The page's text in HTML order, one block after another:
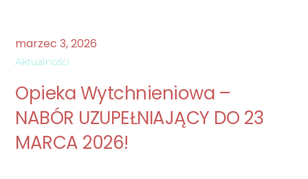
marzec 3,2026
Aktualności
Opieka Wytchnieniowa –
NABÓR UZUPEŁNIAJĄCY DO 23
MARCA 2026!